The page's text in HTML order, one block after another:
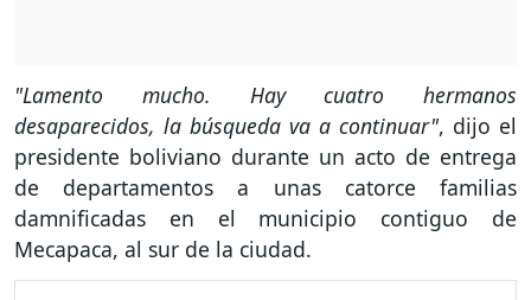
"Lamento mucho. Hay cuatro hermanos
desaparecidos, la búsqueda va a continuar", dijo el
presidente boliviano durante un acto de entrega
de departamentos a unas catorce familias
damnificadas en el municipio contiguo de
Mecapaca, al sur de la ciudad.